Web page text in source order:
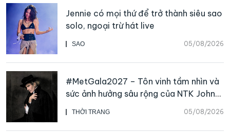
SAO 05/08/2026
Jennie có mọi thứ để trở thành siêu sao
solo, ngoại trừ hát live
THỜI TRANG 05/08/2026
#MetGala2027 – Tôn vinh tầm nhìn và
sức ảnh hưởng sâu rộng của NTK John
Galliano